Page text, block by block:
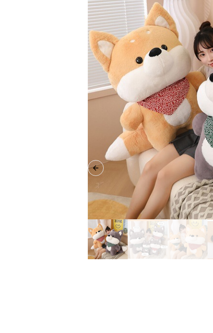
Previous slide